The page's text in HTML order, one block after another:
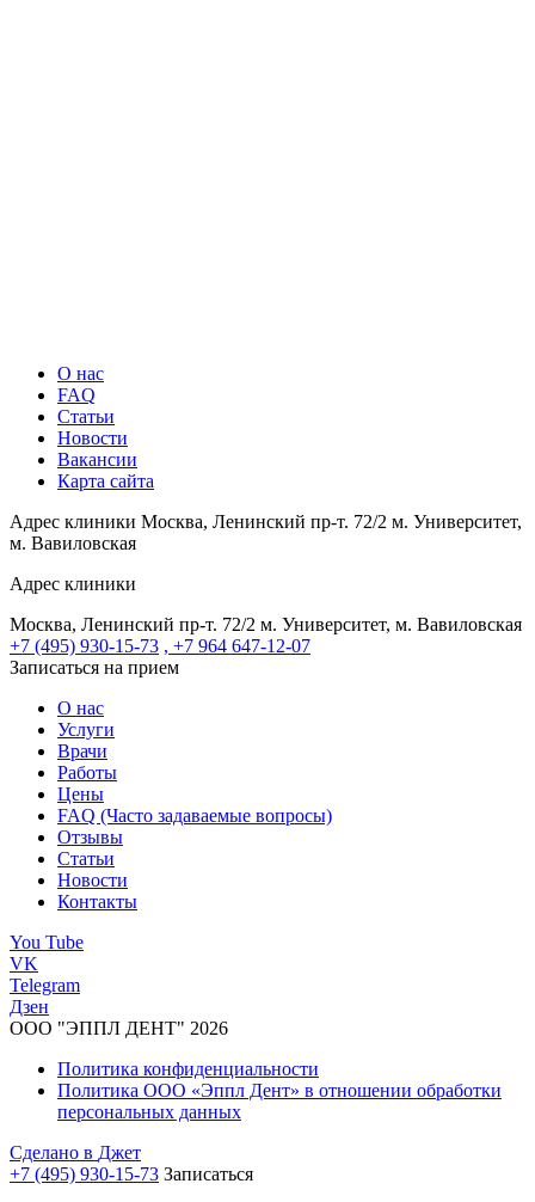
О нас
FAQ
Статьи
Новости
Вакансии
Карта сайта
Адрес клиники Москва, Ленинский пр-т. 72/2 м. Университет,
м. Вавиловская
Адрес клиники
Москва, Ленинский пр-т. 72/2 м. Университет, м. Вавиловская
+7 (495) 930-15-73 , +7 964 647-12-07
Записаться на прием
О нас
Услуги
Врачи
Работы
Цены
FAQ (Часто задаваемые вопросы)
Отзывы
Статьи
Новости
Контакты
You Tube
VK
Telegram
Дзен
ООО "ЭППЛ ДЕНТ" 2026
Политика конфиденциальности
Политика ООО «Эппл Дент» в отношении обработки
персональных данных
Сделано в Джет
+7 (495) 930-15-73 Записаться